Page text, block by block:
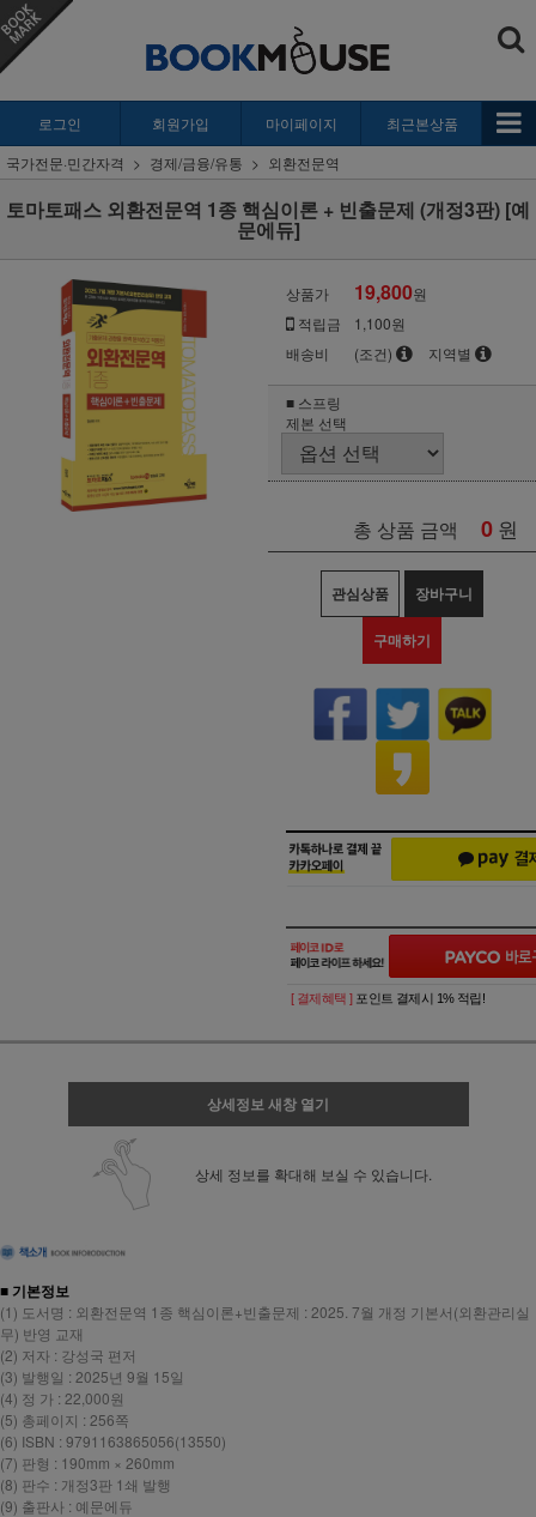
로그인 회원가입 마이페이지
최근본상품
국가전문·민간자격
경제/금융/유통 외환전문역
토마토패스 외환전문역 1종 핵심이론 + 빈출문제 (개정3판) [예
문에듀]
상품가 19,800원
적립금
1,100원
배송비
(조건) 지역별
■ 스프링
제본 선택
총 상품 금액 0 원
관심상품 장바구니
구매하기
[ 결제혜택 ] 포인트 결제시 1% 적립!
상세정보 새창 열기
상세 정보를 확대해 보실 수 있습니다.
■ 기본정보
(1) 도서명 : 외환전문역 1종 핵심이론+빈출문제 : 2025. 7월 개정 기본서(외환관리실
무) 반영 교재
(2) 저자 : 강성국 편저
(3) 발행일 : 2025년 9월 15일
(4) 정 가 : 22,000원
(5) 총페이지 : 256쪽
(6) ISBN : 9791163865056(13550)
(7) 판형 : 190mm × 260mm
(8) 판수 : 개정3판 1쇄 발행
(9) 출판사 : 예문에듀